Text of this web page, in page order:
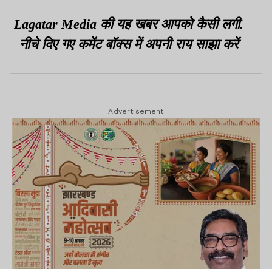
Lagatar Media की यह खबर आपको कैसी लगी.
नीचे दिए गए कमेंट बॉक्स में अपनी राय साझा करें
Advertisement